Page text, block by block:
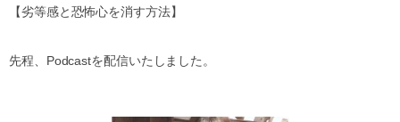
【劣等感と恐怖心を消す方法】
先程、Podcastを配信いたしました。